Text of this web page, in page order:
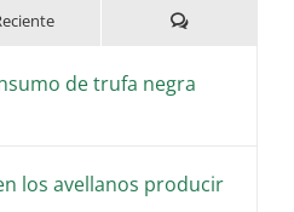
Comentarios
de trufa negra
los avellanos producir